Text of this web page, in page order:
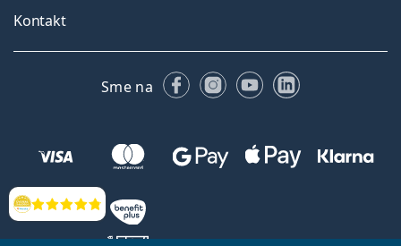
Hodnotenia
Kontakt
Sme na FacebookuInstagrame
YouTubeLinkedIn